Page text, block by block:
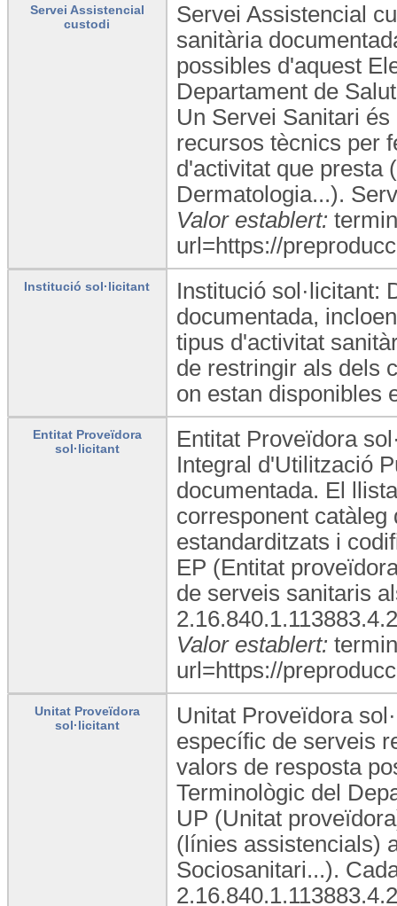
Servei Assistencial
custodi
Servei Assistencial
sanitària
possibles d'aquest
Departament de
Un Servei Sanitari
recursos tècnics per
d'activitat que presta
Dermatologia...).
Valor establert:
url=https://
Institució sol·licitant
Institució sol·licitant:
documentada,
tipus d'activitat
de restringir als dels
on estan disponibles
Entitat Proveïdora
sol·licitant
Entitat Proveïdora
Integral d'Utilització
documentada. El
corresponent
estandarditzats i
EP (Entitat
de serveis sanitaris
Valor establert:
url=https://
Unitat Proveïdora
sol·licitant
Unitat Proveïdora
específic de serveis
valors de resposta
Terminològic del
UP (Unitat
(línies assistencials)
Sociosanitari...).